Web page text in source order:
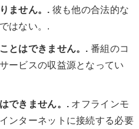
ません。. 彼も他の合法的な
はない。.
とはできません。. 番組のコ
ービスの収益源となってい
できません。. オフラインモ
ンターネットに接続する必要